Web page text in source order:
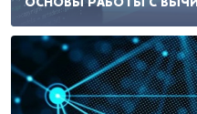
ОСНОВЫ РАБОТЫ С